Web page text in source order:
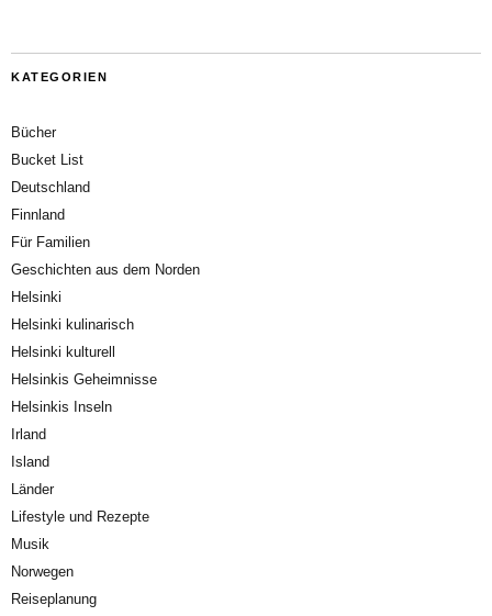
KATEGORIEN
Bücher
Bucket List
Deutschland
Finnland
Für Familien
Geschichten aus dem Norden
Helsinki
Helsinki kulinarisch
Helsinki kulturell
Helsinkis Geheimnisse
Helsinkis Inseln
Irland
Island
Länder
Lifestyle und Rezepte
Musik
Norwegen
Reiseplanung